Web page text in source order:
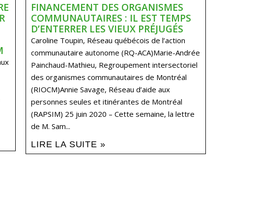
FINANCEMENT DES ORGANISMES
COMMUNAUTAIRES : IL EST TEMPS
D’ENTERRER LES VIEUX PRÉJUGÉS
Caroline Toupin, Réseau québécois de l’action
communautaire autonome (RQ-ACA)Marie-Andrée
Painchaud-Mathieu, Regroupement intersectoriel
des organismes communautaires de Montréal
(RIOCM)Annie Savage, Réseau d’aide aux
personnes seules et itinérantes de Montréal
(RAPSIM) 25 juin 2020 – Cette semaine, la lettre
de M. Sam...
LIRE LA SUITE »